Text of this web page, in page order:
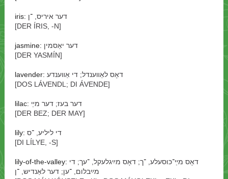
iris: דער איריס, ־⁠ן
[DER ÍRIS, -⁠N]
jasmine: דער יאַסמין
[DER YASMÍN]
lavender: דאָס לאַװענדל; די אַװענדע
[DOS LÁVENDL; DI ÁVENDE]
lilac: דער בעז; דער מײַ
[DER BEZ; DER MAY]
lily: די ליליע, ־⁠ס
[DI LÍLYE, -⁠S]
lily-of-the-valley: דאָס מײַ־כּוסעלע, ־⁠ך; דאָס מײַגלעקל, ־⁠עך; די
מײַבלום, ־⁠ען; דער לאַנדיש, ־⁠ן